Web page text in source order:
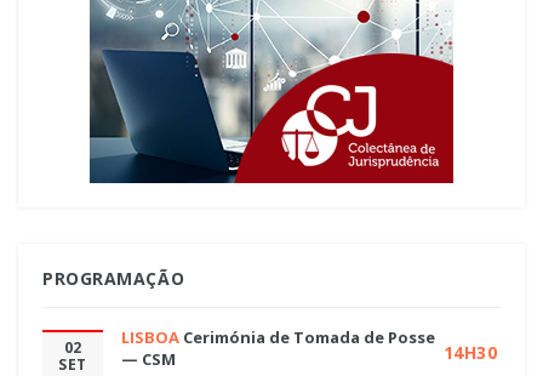
PROGRAMAÇÃO
02
SET
LISBOA Cerimónia de Tomada de Posse
— CSM
14H30